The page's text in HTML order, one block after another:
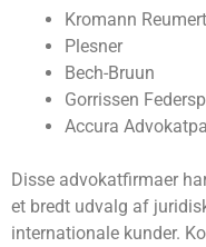
Kromann Reumert
Plesner
Bech-Bruun
Gorrissen
Accura
Disse advokatfirmaer
et bredt udvalg af
internationale kunder.